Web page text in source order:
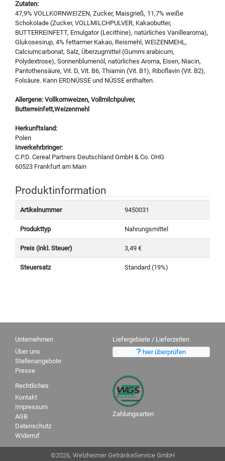
Zutaten:
47,9% VOLLKORNWEIZEN, Zucker, Maisgrieß, 11,7% weiße
Schokolade (Zucker, VOLLMILCHPULVER, Kakaobutter,
BUTTERREINFETT, Emulgator (Lecithine), natürliches Vanillearoma),
Glukosesirup, 4% fettarmer Kakao, Reismehl, WEIZENMEHL,
Calciumcarbonat, Salz, Überzugmittel (Gummi arabicum,
Polydextrose), Sonnenblumenöl, natürliches Aroma, Eisen, Niacin,
Pantothensäure, Vit. D, Vit. B6, Thiamin (Vit. B1), Riboflavin (Vit. B2),
Folsäure. Kann ERDNÜSSE und NÜSSE enthalten.
Allergene: Vollkornweizen, Vollmilchpulver,
Butterreinfett,Weizenmehl
Herkunftsland:
Polen
Inverkehrbringer:
C.P.D. Cereal Partners Deutschland GmbH & Co. OHG
60523 Frankfurt am Main
Produktinformation
Artikelnummer 9450031
Produkttyp Nahrungsmittel
Preis (inkl. Steuer) 3,49 €
Steuersatz Standard (19%)
Zahlungsarten
Unternehmen
Über uns
Stellenangebote
Presse
Liefergebiete / Lieferzeiten
hier überprüfen
Rechtliches
Kontakt
Impressum
AGB
Datenschutz
Widerruf
©2026, Welzheimer GetränkeService GmbH